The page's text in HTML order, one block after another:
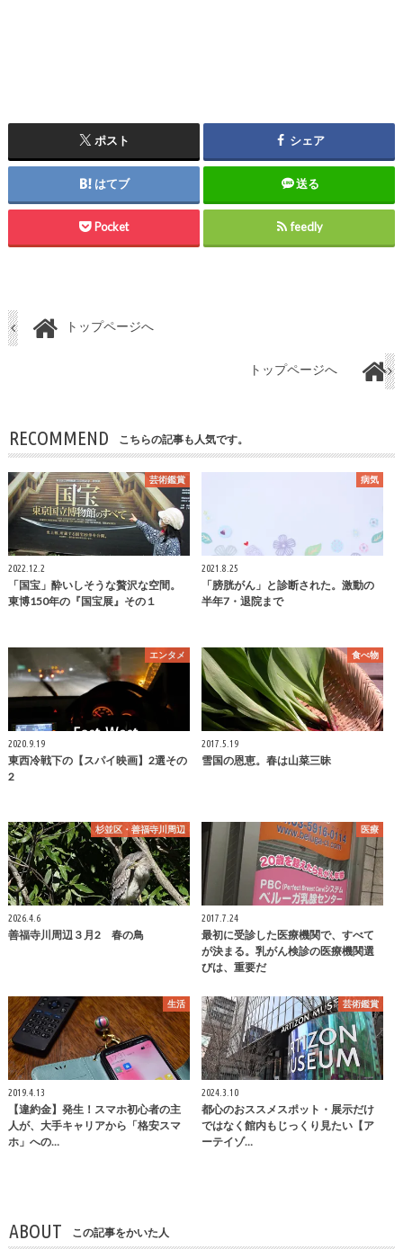
ポスト シェア
はてブ 送る
Pocket feedly
トップページへ
トップページへ
RECOMMEND こちらの記事も人気です。
芸術鑑賞
2022.12.2
「国宝」酔いしそうな贅沢な空間。
東博150年の『国宝展』その１
病気
2021.8.25
「膀胱がん」と診断された。激動の
半年7・退院まで
エンタメ
2020.9.19
東西冷戦下の【スパイ映画】2選その
2
食べ物
2017.5.19
雪国の恩恵。春は山菜三昧
杉並区・善福寺川周辺
2026.4.6
善福寺川周辺３月2 春の鳥
医療
2017.7.24
最初に受診した医療機関で、すべて
が決まる。乳がん検診の医療機関選
びは、重要だ
生活
2019.4.13
【違約金】発生！スマホ初心者の主
人が、大手キャリアから「格安スマ
ホ」への…
芸術鑑賞
2024.3.10
都心のおススメスポット・展示だけ
ではなく館内もじっくり見たい【ア
ーテイゾ…
ABOUT この記事をかいた人